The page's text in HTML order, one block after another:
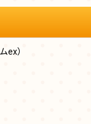
ex）